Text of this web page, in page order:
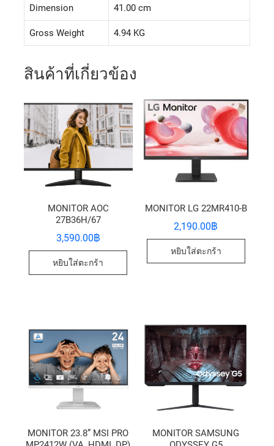
Dimension
41.00 cm
Gross Weight 4.94 KG
สินค้าที่เกี่ยวข้อง
MONITOR AOC
27B36H/67
3,590.00฿
หยิบใส่ตะกร้า
MONITOR LG 22MR410-B
2,190.00฿
หยิบใส่ตะกร้า
MONITOR 23.8” MSI PRO
MONITOR SAMSUNG